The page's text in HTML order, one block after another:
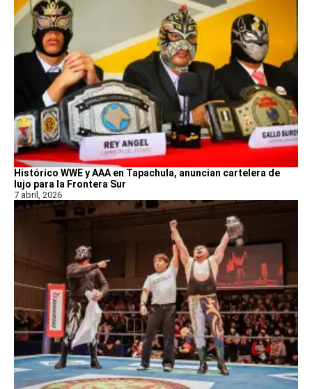
Histórico WWE y AAA en Tapachula, anuncian cartelera de
lujo para la Frontera Sur
7 abril, 2026